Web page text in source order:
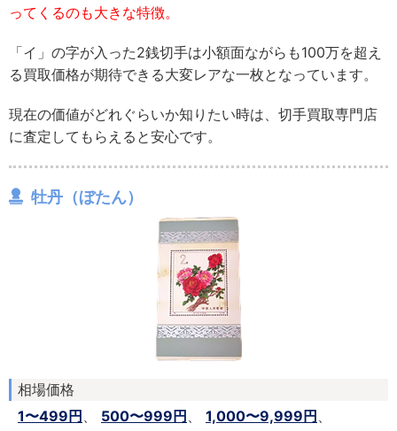
ってくるのも大きな特徴。
「イ」の字が入った2銭切手は小額面ながらも100万を超え
る買取価格が期待できる大変レアな一枚となっています。
現在の価値がどれぐらいか知りたい時は、切手買取専門店
に査定してもらえると安心です。
牡丹（ぼたん）
相場価格
1〜499円
500〜999円 1,000〜9,999円